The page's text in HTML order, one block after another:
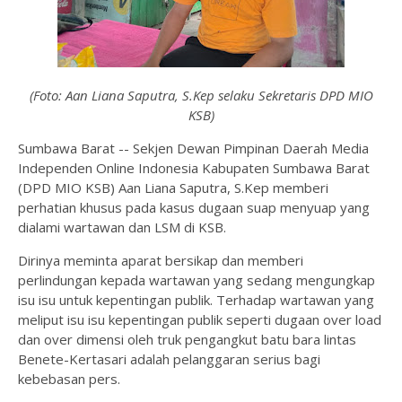
(Foto: Aan Liana Saputra, S.Kep selaku Sekretaris DPD MIO
KSB)
Sumbawa Barat -- Sekjen Dewan Pimpinan Daerah Media
Independen Online Indonesia Kabupaten Sumbawa Barat
(DPD MIO KSB) Aan Liana Saputra, S.Kep memberi
perhatian khusus pada kasus dugaan suap menyuap yang
dialami wartawan dan LSM di KSB.
Dirinya meminta aparat bersikap dan memberi
perlindungan kepada wartawan yang sedang mengungkap
isu isu untuk kepentingan publik. Terhadap wartawan yang
meliput isu isu kepentingan publik seperti dugaan over load
dan over dimensi oleh truk pengangkut batu bara lintas
Benete-Kertasari adalah pelanggaran serius bagi
kebebasan pers.